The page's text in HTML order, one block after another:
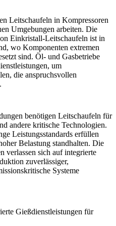
Leitschaufeln in Kompressoren
Umgebungen arbeiten. Die
Einkristall-Leitschaufeln ist in
wo Komponenten extremen
sind. Öl- und Gasbetriebe
um
die anspruchsvollen
benötigen Leitschaufeln für
andere kritische Technologien.
Leistungsstandards erfüllen
Belastung standhalten. Die
verlassen sich auf integrierte
zuverlässiger,
Systeme
Gießdienstleistungen für